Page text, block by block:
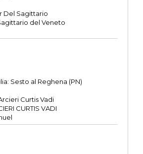
Del Sagittario
del Veneto
Sesto al Reghena (PN)
Curtis Vadi
CURTIS VADI